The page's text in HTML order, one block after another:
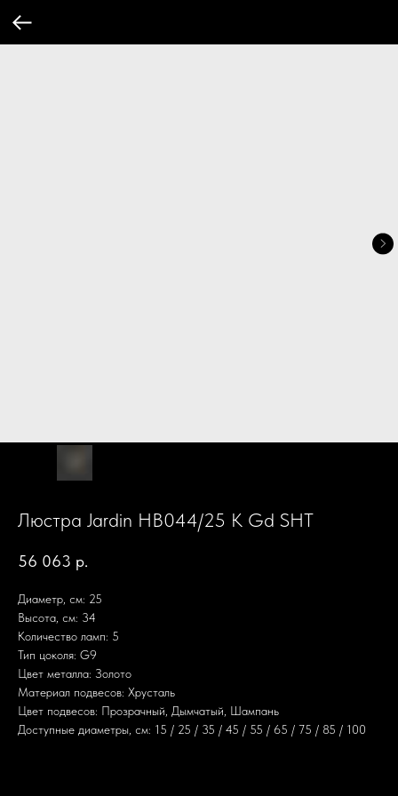
Люстра Jardin HB044/25 K Gd SHT
56 063 р.
Диаметр, см: 25
Высота, см: 34
Количество ламп: 5
Тип цоколя: G9
Цвет металла: Золото
Материал подвесов: Хрусталь
Цвет подвесов: Прозрачный, Дымчатый, Шампань
Доступные диаметры, см: 15 / 25 / 35 / 45 / 55 / 65 / 75 / 85 / 100